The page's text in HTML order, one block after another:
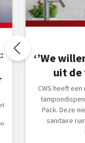
‘’We
uit de
CWS heeft
Pack. Deze
sanitaire